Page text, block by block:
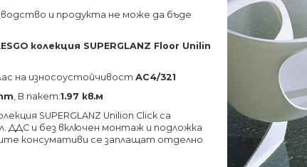
и продукта не може да бъде
колекция SUPERGLANZ Floor Unilin
на износоустойчивостАС4/321
, В пакет:1.97 кв.м
SUPERGLANZ Unilion Click са
ДДС и без включен монтаж и подложка
консумативи се заплащат отделно